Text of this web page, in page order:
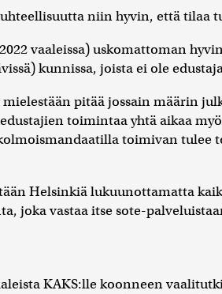
niin hyvin, että tilaa
vaaleissa) uskomattoman
kunnissa, joista ei ole
pitää jossain määrin
toimintaa yhtä aikaa
toimivan tulee
Helsinkiä lukuunottamatta
joka vastaa itse sote-
KAKS:lle koonneen